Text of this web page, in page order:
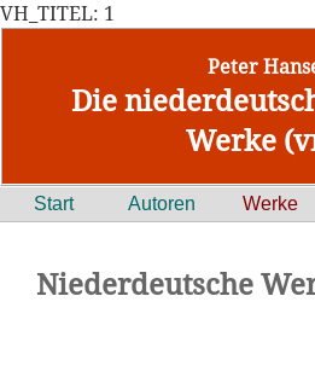
VH_TITEL: 1
Peter
Die
Werke
Start Autoren Werke
Niederdeutsche